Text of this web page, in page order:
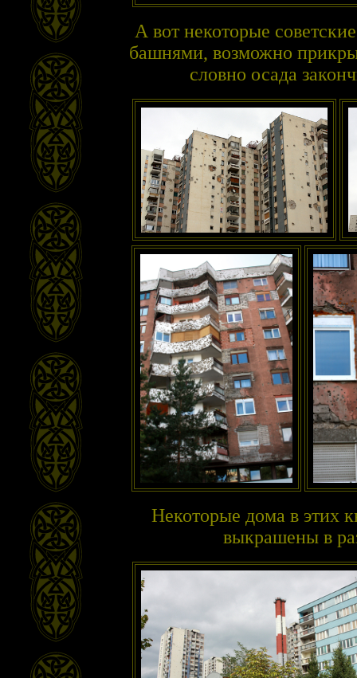
А вот некоторые
башнями, возможно
словно осада
Некоторые дома в этих
выкрашены в